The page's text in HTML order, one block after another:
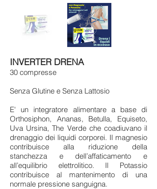
INVERTER DRENA
30 compresse
Senza Glutine e Senza Lattosio
E' un integratore alimentare a base di
Orthosiphon, Ananas, Betulla, Equiseto,
Uva Ursina, The Verde che coadiuvano il
drenaggio dei liquidi corporei. Il magnesio
contribuisce alla riduzione della
stanchezza e dell’affaticamento e
all’equilibrio elettrolitico. Il Potassio
contribuisce al mantenimento di una
normale pressione sanguigna.